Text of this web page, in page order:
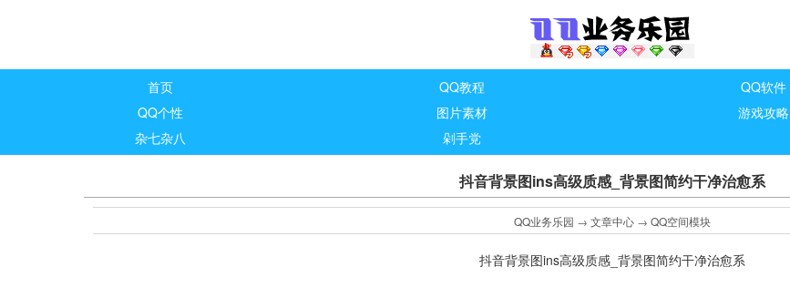
首页 QQ教程 QQ软件
QQ个性
图片素材 游戏攻略
杂七杂八
剁手党
抖音背景图ins高级质感_背景图简约干净治愈系
QQ业务乐园 → 文章中心 → QQ空间模块
抖音背景图ins高级质感_背景图简约干净治愈系